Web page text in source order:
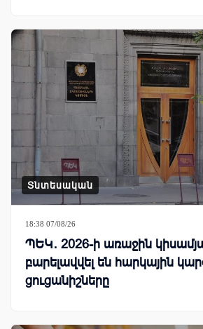
Տնտեսական
18:38 07/08/26
ՊԵԿ․ 2026-ի առաջին
բարելավվել են հարկային
ցուցանիշները